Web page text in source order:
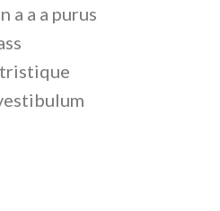
a a a purus
tristique